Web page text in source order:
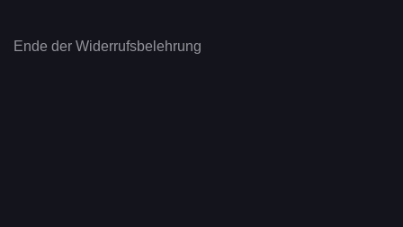
Ende der Widerrufsbelehrung